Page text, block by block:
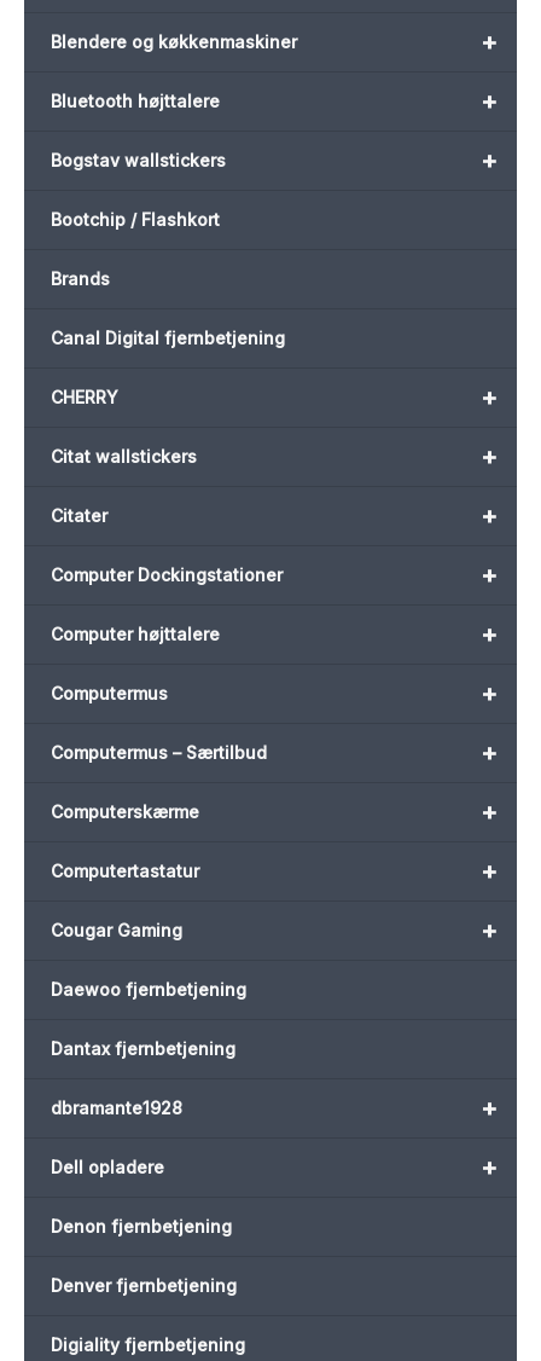
+
Blendere og køkkenmaskiner
+
Bluetooth højttalere
+
Bogstav wallstickers
Bootchip / Flashkort
Brands
Canal Digital fjernbetjening
+
CHERRY
+
Citat wallstickers
+
Citater
+
Computer Dockingstationer
+
Computer højttalere
+
Computermus
+
Computermus – Særtilbud
+
Computerskærme
+
Computertastatur
+
Cougar Gaming
Daewoo fjernbetjening
Dantax fjernbetjening
+
dbramante1928
+
Dell opladere
Denon fjernbetjening
Denver fjernbetjening
Digiality fjernbetjening